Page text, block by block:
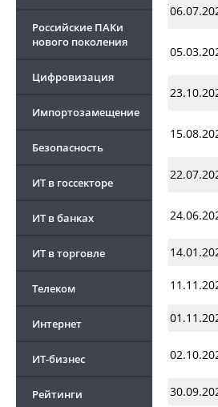
Российские ПАКи
нового поколения
Цифровизация
Импортозамещение
Безопасность
ИТ в госсекторе
ИТ в банках
ИТ в торговле
Телеком
Интернет
ИТ-бизнес
Рейтинги